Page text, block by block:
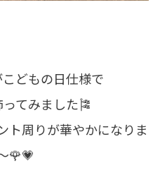
どもの日仕様で
てみました🎏
ト周りが華やかになりま
🌹💗